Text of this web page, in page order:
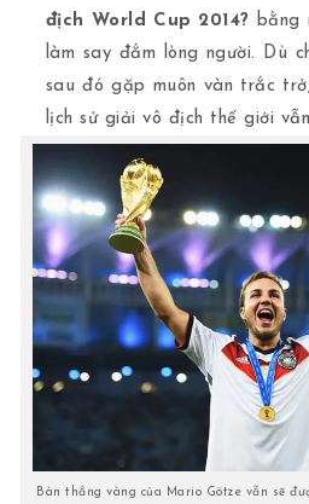
địch World Cup 2014? bằng
làm say đắm lòng người. Dù
sau đó gặp muôn vàn trắc
lịch sử giải vô địch thế giới
Bàn thắng vàng của Mario Götze vẫn sẽ